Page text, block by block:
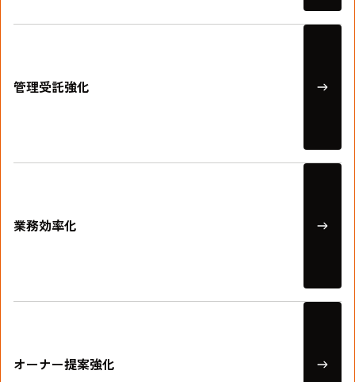
管理受託強化
業務効率化
オーナー提案強化
人材育成強化